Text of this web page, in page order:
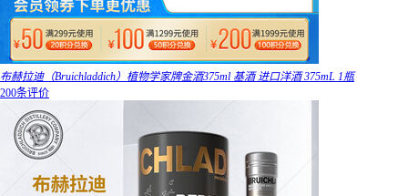
布赫拉迪（Bruichladdich）植物学家牌金酒375ml 基酒 进口洋酒 375mL 1瓶
200条评价